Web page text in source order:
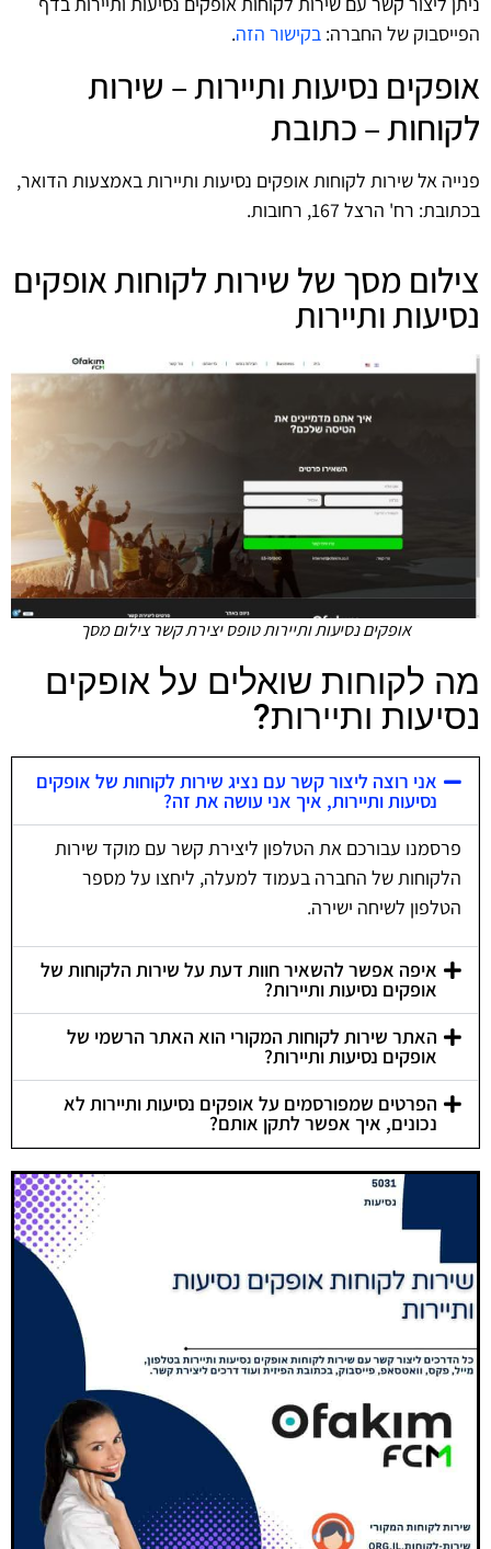
הפייסבוק של החברה: בקישור הזה.
אופקים נסיעות ותיירות – שירות
לקוחות – כתובת
פנייה אל שירות לקוחות אופקים נסיעות ותיירות באמצעות הדואר,
בכתובת: רח' הרצל 167, רחובות.
צילום מסך של שירות לקוחות אופקים
נסיעות ותיירות
אופקים נסיעות ותיירות טופס יצירת קשר צילום מסך
מה לקוחות שואלים על אופקים
נסיעות ותיירות?
אני רוצה ליצור קשר עם נציג שירות לקוחות של אופקים
נסיעות ותיירות, איך אני עושה את זה?
פרסמנו עבורכם את הטלפון ליצירת קשר עם מוקד שירות
הלקוחות של החברה בעמוד למעלה, ליחצו על מספר
הטלפון לשיחה ישירה.
איפה אפשר להשאיר חוות דעת על שירות הלקוחות של
אופקים נסיעות ותיירות?
האתר שירות לקוחות המקורי הוא האתר הרשמי של
אופקים נסיעות ותיירות?
הפרטים שמפורסמים על אופקים נסיעות ותיירות לא
נכונים, איך אפשר לתקן אותם?